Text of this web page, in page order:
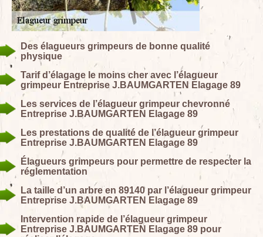
Des élagueurs grimpeurs de bonne qualité
physique
Tarif d’élagage le moins cher avec l’élagueur
grimpeur Entreprise J.BAUMGARTEN Elagage 89
Les services de l’élagueur grimpeur chevronné
Entreprise J.BAUMGARTEN Elagage 89
Les prestations de qualité de l’élagueur grimpeur
Entreprise J.BAUMGARTEN Elagage 89
Élagueurs grimpeurs pour permettre de respecter la
réglementation
La taille d’un arbre en 89140 par l’élagueur grimpeur
Entreprise J.BAUMGARTEN Elagage 89
Intervention rapide de l’élagueur grimpeur
Entreprise J.BAUMGARTEN Elagage 89 pour